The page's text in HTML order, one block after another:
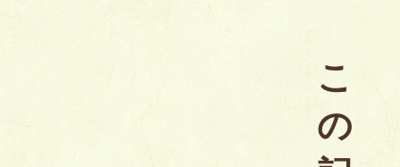
こ
の